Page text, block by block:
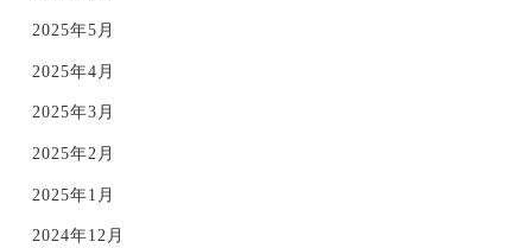
2025年5月
2025年4月
2025年3月
2025年2月
2025年1月
2024年12月